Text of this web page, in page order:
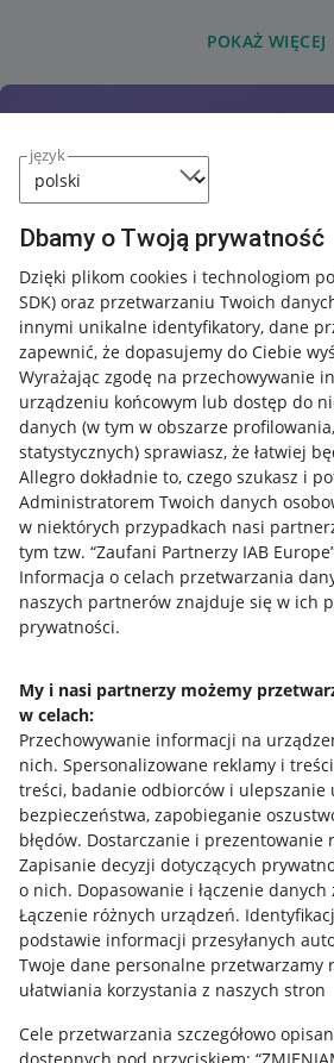
język
Dbamy o Twoją prywatność
Dzięki plikom cookies i technologiom
SDK) oraz przetwarzaniu Twoich
innymi unikalne identyfikatory, dane
zapewnić, że dopasujemy do Ciebie
Wyrażając zgodę na przechowywanie
urządzeniu końcowym lub dostęp do
danych (w tym w obszarze
statystycznych) sprawiasz, że łatwiej
Allegro dokładnie to, czego szukasz i
Administratorem Twoich danych
w niektórych przypadkach nasi
tym tzw. “Zaufani Partnerzy IAB
Informacja o celach przetwarzania
naszych partnerów znajduje się w ich
prywatności.
My i nasi partnerzy możemy
w celach:
Przechowywanie informacji na
nich. Spersonalizowane reklamy i
treści, badanie odbiorców i ulepszanie
bezpieczeństwa, zapobieganie
błędów. Dostarczanie i prezentowanie
Zapisanie decyzji dotyczących
o nich. Dopasowanie i łączenie danych
Łączenie różnych urządzeń.
podstawie informacji przesyłanych
Twoje dane personalne przetwarzamy
ułatwiania korzystania z naszych stron
Cele przetwarzania szczegółowo
POKAŻ WIĘCEJ
Przydatne informacje
Jak to działa
Allegro Gadane dla sprzedających
Allegro Gadane dla kupujących
Mapa miejscowości
Informacje prawne
Regulamin
Polityka plików "cookies"
Ustawienia plików "cookies"
Udostępnianie lokalizacji